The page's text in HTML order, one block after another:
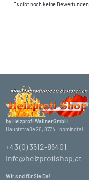
Es gibt noch keine Bewertungen.
by Heizprofi Wallner GmbH
Hauptstraße 26, 8734 Lobmingtal
+43 (0) 3512-85401
info@heizprofishop.at
Wir sind für Sie Da!